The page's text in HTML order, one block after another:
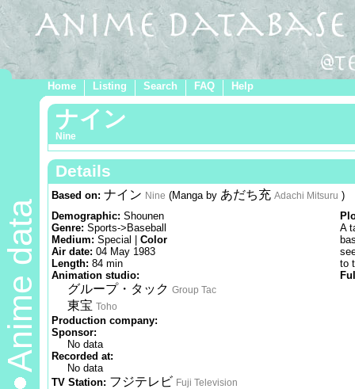
Home Listing Search FAQ Help
Anime data
ナイン
Nine
Details
Based on: ナイン Nine (Manga by あだち充 Adachi Mitsuru )
Demographic: Shounen
Genre: Sports->Baseball
Medium: Special | Color
Air date: 04 May 1983
Length: 84 min
Animation studio:
グループ・タック Group Tac
東宝 Toho
Production company:
Sponsor:
No data
Recorded at:
No data
TV Station: フジテレビ Fuji Television
A
to